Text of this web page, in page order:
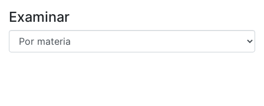
Examinar